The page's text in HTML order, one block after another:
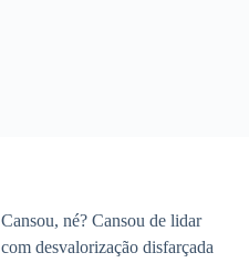
Cansou, né? Cansou de lidar
com desvalorização disfarçada